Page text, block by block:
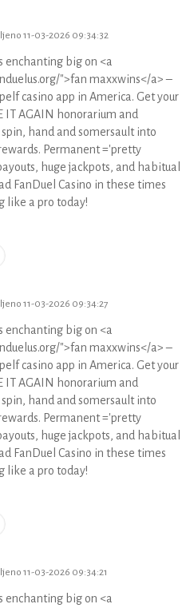
11-03-2026 09:34:32
enchanting big on <a
">fan maxxwins</a> –
casino app in America. Get your
IT AGAIN honorarium and
hand and somersault into
Permanent ='pretty
huge jackpots, and habitual
FanDuel Casino in these times
like a pro today!
11-03-2026 09:34:27
enchanting big on <a
">fan maxxwins</a> –
casino app in America. Get your
IT AGAIN honorarium and
hand and somersault into
Permanent ='pretty
huge jackpots, and habitual
FanDuel Casino in these times
like a pro today!
11-03-2026 09:34:21
enchanting big on <a